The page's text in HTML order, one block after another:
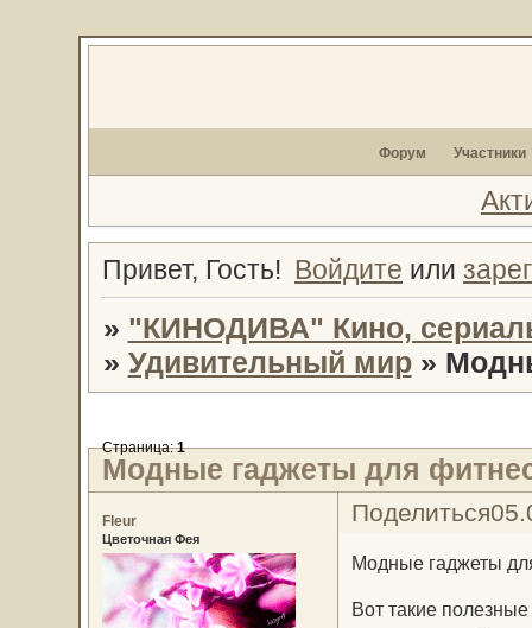
Форум Участники
Привет, Гость! Войдите или
» "КИНОДИВА" Кино,
» Удивительный мир »
Модные гаджеты для
Страница:1
Поделиться
Fleur
Цветочная Фея
Модные гаджеты
Вот такие